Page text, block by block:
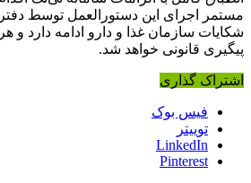
مستمر اجرای این دستورالعمل توسط
شکایات سازمان غذا و دارو ادامه دارد و
پیگیری قانونی خواهد شد.
اشتراک گذاری
فیس بوک
توییتر
LinkedIn
Pinterest